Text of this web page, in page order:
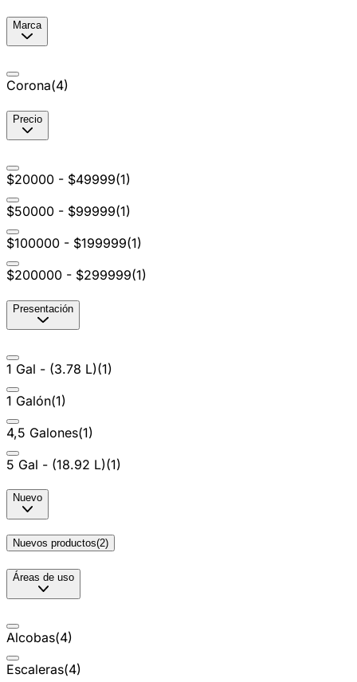
Marca
Corona(4)
Precio
$20000 - $49999(1)
$50000 - $99999(1)
$100000 - $199999(1)
$200000 - $299999(1)
Presentación
1 Gal - (3.78 L)(1)
1 Galón(1)
4,5 Galones(1)
5 Gal - (18.92 L)(1)
Nuevo
Nuevos productos(2)
Áreas de uso
Alcobas(4)
Escaleras(4)